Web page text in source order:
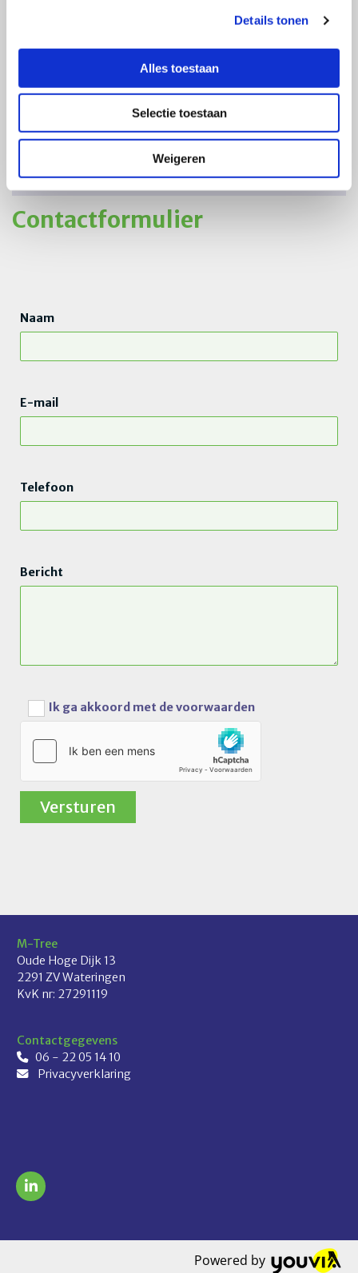
Details tonen
Alles toestaan
Selectie toestaan
Weigeren
Contactformulier
Naam
E-mail
Telefoon
Bericht
Ik ga akkoord met de voorwaarden
M-Tree
Oude Hoge Dijk 13
2291 ZV Wateringen
KvK nr: 27291119
Contactgegevens
06 - 22 05 14 10
 Privacyverklaring
Powered by